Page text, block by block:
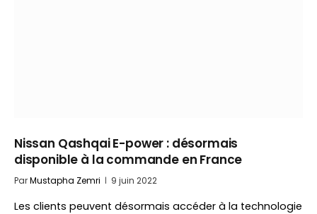
Nissan Qashqai E-power : désormais
disponible à la commande en France
ParMustapha Zemri 9 juin 2022
Les clients peuvent désormais accéder à la technologie